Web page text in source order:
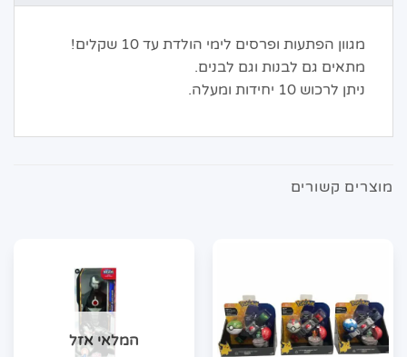
מגוון הפתעות ופרסים לימי הולדת עד 10 שקלים!
מתאים גם לבנות וגם לבנים.
ניתן לרכוש 10 יחידות ומעלה.
מוצרים קשורים
המלאי אזל